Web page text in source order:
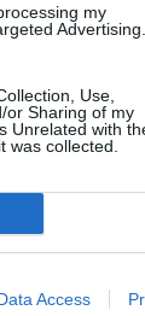
my
Advertising.
Use,
or Sharing of my
Unrelated with
was collected.
Access
joukkue
joukkue